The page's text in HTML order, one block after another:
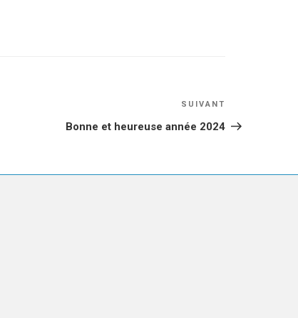
SUIVANT
Bonne et heureuse année 2024